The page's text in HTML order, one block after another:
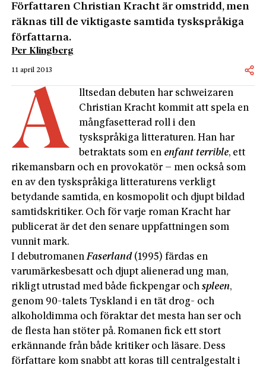
Författaren Christian Kracht är omstridd, men
räknas till de viktigaste samtida tyskspråkiga
författarna.
Per Klingberg
11 april 2013
A
lltsedan debuten har schweizaren
Christian Kracht kommit att spela en
mångfasetterad roll i den
tyskspråkiga litteraturen. Han har
betraktats som en enfant terrible, ett
rikemansbarn och en provokatör – men också som
en av den tyskspråkiga litteraturens verkligt
betydande samtida, en kosmopolit och djupt bildad
samtidskritiker. Och för varje roman Kracht har
publicerat är det den senare uppfattningen som
vunnit mark.
I debutromanenFaserland (1995) färdas en
varumärkesbesatt och djupt alienerad ung man,
rikligt utrustad med både fickpengar ochspleen,
genom 90-talets Tyskland i en tät drog- och
alkoholdimma och föraktar det mesta han ser och
de flesta han stöter på. Romanen fick ett stort
erkännande från både kritiker och läsare. Dess
författare kom snabbt att koras till centralgestalt i